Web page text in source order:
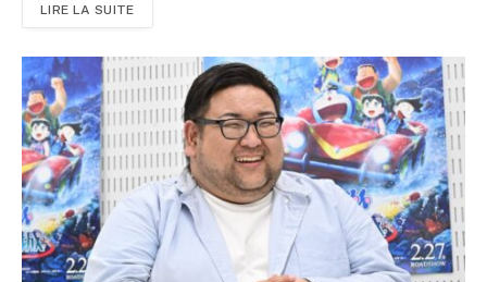
LIRE LA SUITE